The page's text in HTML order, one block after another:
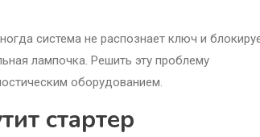
система не распознает ключ и
лампочка. Решить эту проблему
оборудованием.
стартер